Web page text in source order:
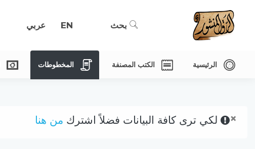
بحث EN عربي
الرئيسية الكتب المصنفة المخطوطات
× لكي ترى كافة البيانات فضلاً اشترك من هنا